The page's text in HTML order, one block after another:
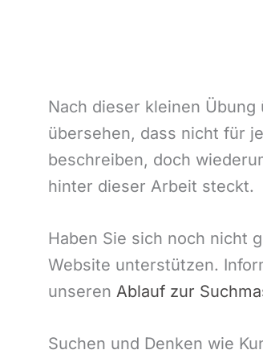
Nach dieser kleinen
übersehen, dass nicht für
beschreiben, doch
hinter dieser Arbeit steckt.
Haben Sie sich noch nicht
Website unterstützen.
unseren Ablauf zur
Suchen und Denken wie